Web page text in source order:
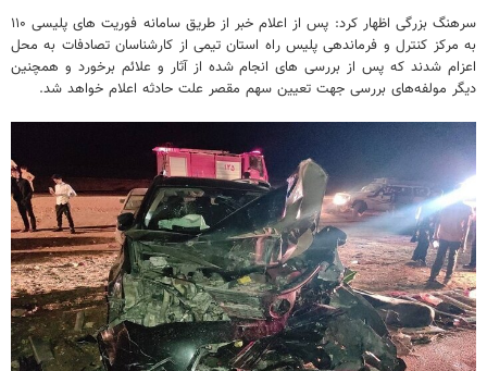
سرهنگ بزرگی اظهار کرد: پس از اعلام خبر از طریق سامانه فوریت های پلیسی ۱۱۰
به مرکز کنترل و فرماندهی پلیس راه استان تیمی از کارشناسان تصادفات به محل
اعزام شدند که پس از بررسی های انجام شده از آثار و علائم برخورد و همچنین
دیگر مولفه‌های بررسی جهت تعیین سهم مقصر علت حادثه اعلام خواهد شد.